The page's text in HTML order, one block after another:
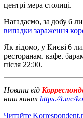
центрі мера столиці.
Нагадаємо, за добу 6
випадки зараження
Як відомо, у Києві 6
ресторанам, кафе,
після 22:00.
Новини від
наш канал https://t.me/
Читайте